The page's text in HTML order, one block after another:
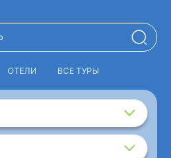
ОТЕЛИ ВСЕ ТУРЫ